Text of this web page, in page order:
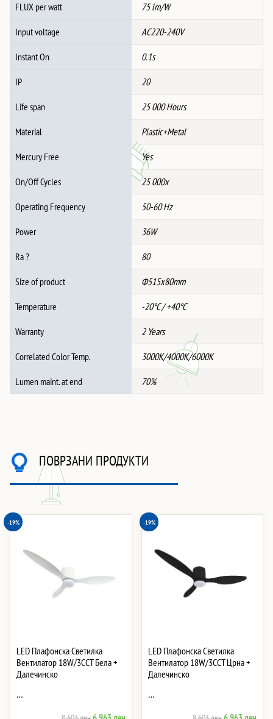
FLUX per watt 75 lm/W
Input voltage AC220-240V
Instant On 0.1s
IP 20
Life span 25 000 Hours
Material Plastic+Metal
Mercury Free Yes
On/Off Cycles 25 000x
Operating Frequency 50-60 Hz
Power 36W
Ra ? 80
Size of product Ф515x80mm
Temperature -20°C / +40°C
Warranty 2 Years
Correlated Color Temp. 3000K/4000K/6000K
Lumen maint. at end 70%
ПОВРЗАНИ ПРОДУКТИ
-19%
LED Плафонска Светилка
Вентилатор 18W/3CCT Бела +
Далечинско
…
-19%
LED Плафонска Светилка
Вентилатор 18W/3CCT Црна +
Далечинско
…